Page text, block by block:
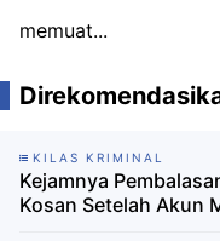
memuat...
KILAS KRIMINAL
Kejamnya
Kosan Setelah Akun